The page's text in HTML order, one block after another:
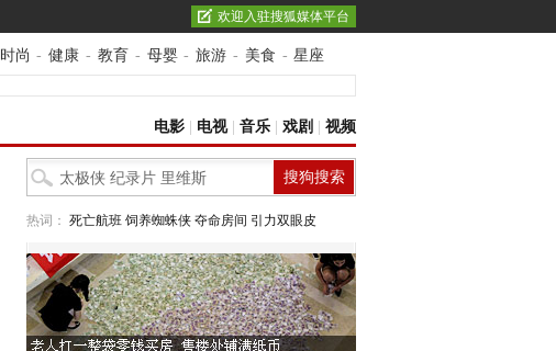
欢迎入驻搜狐媒体平台
时尚 - 健康 - 教育 - 母婴 - 旅游 - 美食 - 星座
电影 电视| 音乐 戏剧 视频
热词： 死亡航班 饲养蜘蛛侠 夺命房间 引力双眼皮